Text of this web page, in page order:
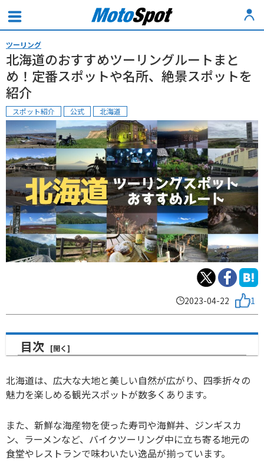
ツーリング
北海道のおすすめツーリングルートまと
め！定番スポットや名所、絶景スポットを
紹介
スポット紹介 公式 北海道
2023-04-22 1
目次
北海道は、 広大な大地と美しい自然が広がり、四季折々の
魅力を楽しめる観光スポットが数多くあります。
また、新鮮な海産物を使った寿司や海鮮丼、ジンギスカ
ン、ラーメンなど、バイクツーリング中に立ち寄る地元の
食堂やレストランで味わいたい逸品が揃っています。